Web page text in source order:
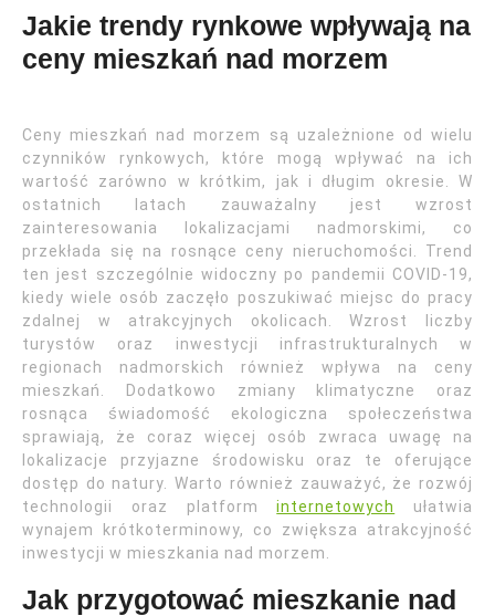
Jakie trendy rynkowe wpływają na
ceny mieszkań nad morzem
Ceny mieszkań nad morzem są uzależnione od wielu
czynników rynkowych, które mogą wpływać na ich
wartość zarówno w krótkim, jak i długim okresie. W
ostatnich latach zauważalny jest wzrost
zainteresowania lokalizacjami nadmorskimi, co
przekłada się na rosnące ceny nieruchomości. Trend
ten jest szczególnie widoczny po pandemii COVID-19,
kiedy wiele osób zaczęło poszukiwać miejsc do pracy
zdalnej w atrakcyjnych okolicach. Wzrost liczby
turystów oraz inwestycji infrastrukturalnych w
regionach nadmorskich również wpływa na ceny
mieszkań. Dodatkowo zmiany klimatyczne oraz
rosnąca świadomość ekologiczna społeczeństwa
sprawiają, że coraz więcej osób zwraca uwagę na
lokalizacje przyjazne środowisku oraz te oferujące
dostęp do natury. Warto również zauważyć, że rozwój
technologii oraz platforminternetowych
ułatwia
wynajem krótkoterminowy, co zwiększa atrakcyjność
inwestycji w mieszkania nad morzem.
Jak przygotować mieszkanie nad